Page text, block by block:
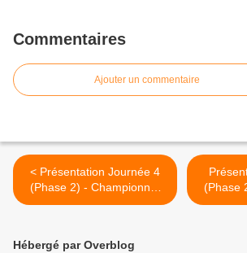
Commentaires
Ajouter un commentaire
< Présentation Journée 4
(Phase 2) - Championnat
séniors
(Phase
Hébergé par Overblog